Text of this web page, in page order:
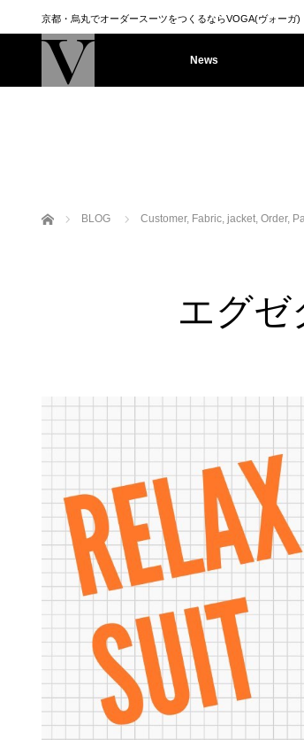
京都・烏丸でオーダースーツをつくるならVOGA(ヴォーガ)
News
ホーム BLOG Customer, Fabric, jacket, Order,
エグゼ